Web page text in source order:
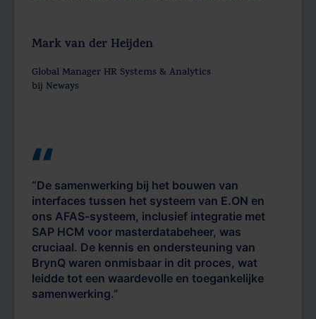
Mark van der Heijden
Global Manager HR Systems & Analytics
bij Neways
“De samenwerking bij het bouwen van
interfaces tussen het systeem van E.ON en
ons AFAS-systeem, inclusief integratie met
SAP HCM voor masterdatabeheer, was
cruciaal. De kennis en ondersteuning van
BrynQ waren onmisbaar in dit proces, wat
leidde tot een waardevolle en toegankelijke
samenwerking.”